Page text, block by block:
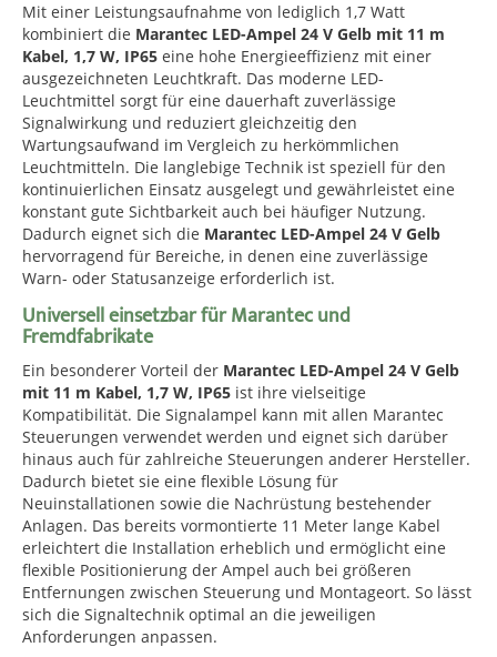
Mit einer Leistungsaufnahme von lediglich 1,7 Watt
kombiniert die Marantec LED-Ampel 24 V Gelb mit 11 m
Kabel, 1,7 W, IP65 eine hohe Energieeffizienz mit einer
ausgezeichneten Leuchtkraft. Das moderne LED-
Leuchtmittel sorgt für eine dauerhaft zuverlässige
Signalwirkung und reduziert gleichzeitig den
Wartungsaufwand im Vergleich zu herkömmlichen
Leuchtmitteln. Die langlebige Technik ist speziell für den
kontinuierlichen Einsatz ausgelegt und gewährleistet eine
konstant gute Sichtbarkeit auch bei häufiger Nutzung.
Dadurch eignet sich die Marantec LED-Ampel 24 V Gelb
hervorragend für Bereiche, in denen eine zuverlässige
Warn- oder Statusanzeige erforderlich ist.
Universell einsetzbar für Marantec und
Fremdfabrikate
Ein besonderer Vorteil der Marantec LED-Ampel 24 V Gelb
mit 11 m Kabel, 1,7 W, IP65 ist ihre vielseitige
Kompatibilität. Die Signalampel kann mit allen Marantec
Steuerungen verwendet werden und eignet sich darüber
hinaus auch für zahlreiche Steuerungen anderer Hersteller.
Dadurch bietet sie eine flexible Lösung für
Neuinstallationen sowie die Nachrüstung bestehender
Anlagen. Das bereits vormontierte 11 Meter lange Kabel
erleichtert die Installation erheblich und ermöglicht eine
flexible Positionierung der Ampel auch bei größeren
Entfernungen zwischen Steuerung und Montageort. So lässt
sich die Signaltechnik optimal an die jeweiligen
Anforderungen anpassen.